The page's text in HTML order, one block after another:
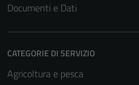
Documenti e Dati
CATEGORIE DI SERVIZIO
Agricoltura e pesca